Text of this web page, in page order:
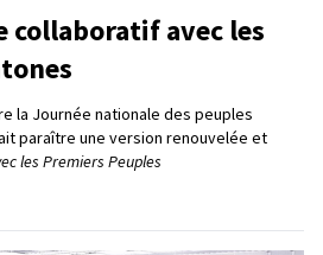
collaboratif avec les
la Journée nationale des peuples
paraître une version renouvelée et
les Premiers Peuples